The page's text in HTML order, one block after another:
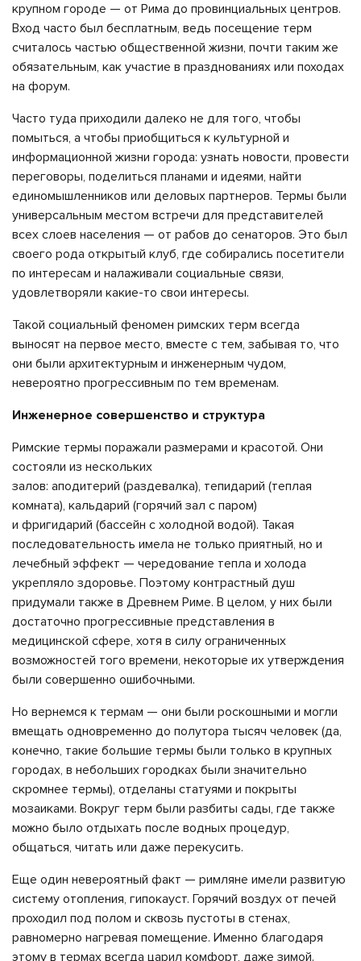
крупном городе — от Рима до провинциальных центров.
Вход часто был бесплатным, ведь посещение терм
считалось частью общественной жизни, почти таким же
обязательным, как участие в празднованиях или походах
на форум.
Часто туда приходили далеко не для того, чтобы
помыться, а чтобы приобщиться к культурной и
информационной жизни города: узнать новости, провести
переговоры, поделиться планами и идеями, найти
единомышленников или деловых партнеров. Термы были
универсальным местом встречи для представителей
всех слоев населения — от рабов до сенаторов. Это был
своего рода открытый клуб, где собирались посетители
по интересам и налаживали социальные связи,
удовлетворяли какие-то свои интересы.
Такой социальный феномен римских терм всегда
выносят на первое место, вместе с тем, забывая то, что
они были архитектурным и инженерным чудом,
невероятно прогрессивным по тем временам.
Инженерное совершенство и структура
Римские термы поражали размерами и красотой. Они
состояли из нескольких
залов: аподитерий (раздевалка), тепидарий (теплая
комната), кальдарий (горячий зал с паром)
и фригидарий (бассейн с холодной водой). Такая
последовательность имела не только приятный, но и
лечебный эффект — чередование тепла и холода
укрепляло здоровье. Поэтому контрастный душ
придумали также в Древнем Риме. В целом, у них были
достаточно прогрессивные представления в
медицинской сфере, хотя в силу ограниченных
возможностей того времени, некоторые их утверждения
были совершенно ошибочными.
Но вернемся к термам — они были роскошными и могли
вмещать одновременно до полутора тысяч человек (да,
конечно, такие большие термы были только в крупных
городах, в небольших городках были значительно
скромнее термы), отделаны статуями и покрыты
мозаиками. Вокруг терм были разбиты сады, где также
можно было отдыхать после водных процедур,
общаться, читать или даже перекусить.
Еще один невероятный факт — римляне имели развитую
систему отопления, гипокауст. Горячий воздух от печей
проходил под полом и сквозь пустоты в стенах,
равномерно нагревая помещение. Именно благодаря
этому в термах всегда царил комфорт, даже зимой.